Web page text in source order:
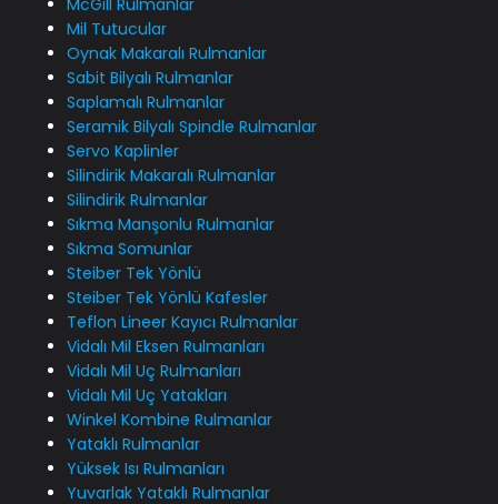
Mil Tutucular
Oynak Makaralı Rulmanlar
Sabit Bilyalı Rulmanlar
Saplamalı Rulmanlar
Seramik Bilyalı Spindle Rulmanlar
Servo Kaplinler
Silindirik Makaralı Rulmanlar
Silindirik Rulmanlar
Sıkma Manşonlu Rulmanlar
Sıkma Somunlar
Steiber Tek Yönlü
Steiber Tek Yönlü Kafesler
Teflon Lineer Kayıcı Rulmanlar
Vidalı Mil Eksen Rulmanları
Vidalı Mil Uç Rulmanları
Vidalı Mil Uç Yatakları
Winkel Kombine Rulmanlar
Yataklı Rulmanlar
Yüksek Isı Rulmanları
Yuvarlak Yataklı Rulmanlar